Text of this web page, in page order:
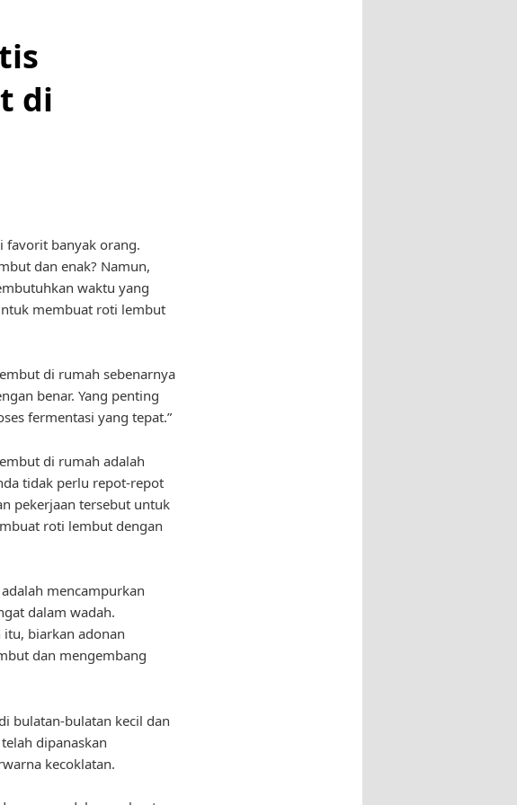
di
favorit banyak orang.
dan enak? Namun,
waktu yang
membuat roti lembut
di rumah sebenarnya
benar. Yang penting
fermentasi yang tepat.”
di rumah adalah
tidak perlu repot-repot
pekerjaan tersebut untuk
roti lembut dengan
mencampurkan
dalam wadah.
itu, biarkan adonan
dan mengembang
bulatan-bulatan kecil dan
dipanaskan
kecoklatan.